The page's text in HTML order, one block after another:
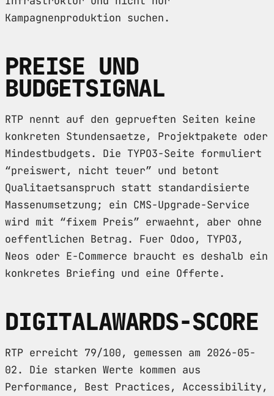
Kampagnenproduktion suchen.
PREISE UND
BUDGETSIGNAL
RTP nennt auf den geprueften Seiten keine
konkreten Stundensaetze, Projektpakete oder
Mindestbudgets. Die TYPO3-Seite formuliert
“preiswert, nicht teuer” und betont
Qualitaetsanspruch statt standardisierte
Massenumsetzung; ein CMS-Upgrade-Service
wird mit “fixem Preis” erwaehnt, aber ohne
oeffentlichen Betrag. Fuer Odoo, TYPO3,
Neos oder E-Commerce braucht es deshalb ein
konkretes Briefing und eine Offerte.
DIGITALAWARDS-SCORE
RTP erreicht 79/100, gemessen am 2026-05-
02. Die starken Werte kommen aus
Performance, Best Practices, Accessibility,